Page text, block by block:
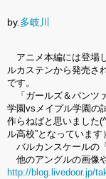
by. 多岐川
アニメ本編には登場
ルカステンから発売さ
です。
「ガールズ＆パンツ
学園vsメイプル学園の
作らねばと思いました
ル高校”となっています）
バルカンスケールの
他のアングルの画像
http://blog.livedoor.jp/